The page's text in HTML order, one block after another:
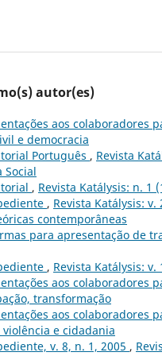
autor(es)
aos colaboradores
e democracia
Português , Revista
Social
, Revista Katálysis: n. 1
, Revista Katálysis:
contemporâneas
para apresentação de
, Revista Katálysis:
aos colaboradores
transformação
aos colaboradores
violência e cidadania
v. 8, n. 1, 2005 ,